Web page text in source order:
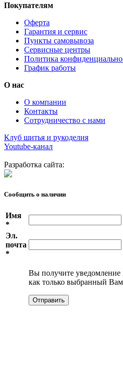
Покупателям
Оферта
Гарантия и сервис
Пункты самовывоза
Сервисные центры
Политика
График работы
О нас
О компании
Контакты
Сотрудничество с нами
Клуб шитья и рукоделия
Youtube-канал
Разработка сайта:
Сообщить о наличии
Имя
*
Эл.
почта
*
Вы получите уведомление
как только выбранный